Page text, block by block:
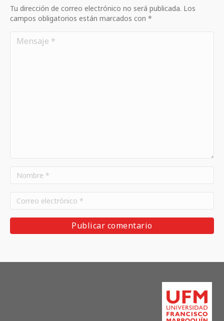
Tu dirección de correo electrónico no será publicada. Los
campos obligatorios están marcados con *